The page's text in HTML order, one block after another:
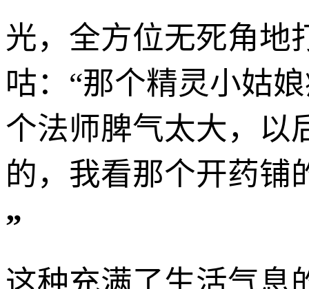
光，全方位无死角地
咕：“那个精灵小姑
个法师脾气太大，以
的，我看那个开药铺
”